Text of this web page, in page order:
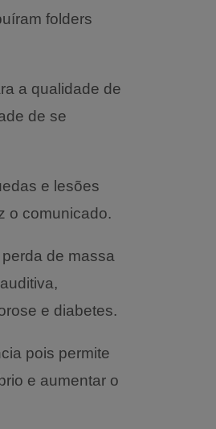
folders
a qualidade de
de se
e lesões
o comunicado.
de massa
e diabetes.
pois permite
e aumentar o